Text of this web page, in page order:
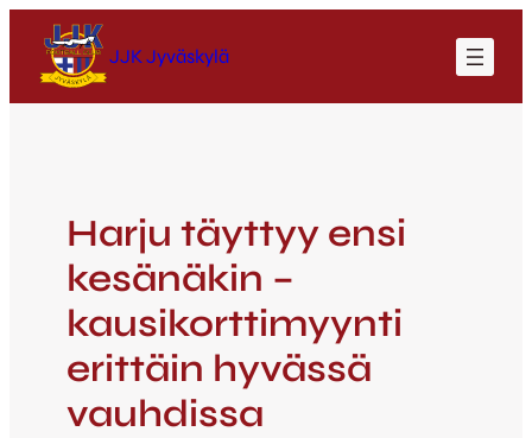
JJK Jyväskylä
Harju täyttyy ensi
kesänäkin –
kausikorttimyynti
erittäin hyvässä
vauhdissa